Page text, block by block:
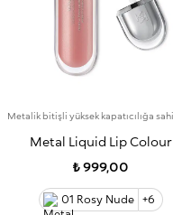
Metal Liquid Lip Colour
₺ 999,00
01 Rosy Nude +6